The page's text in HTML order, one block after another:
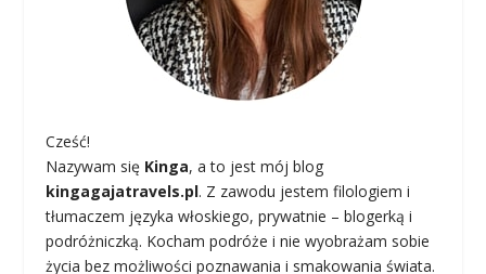
Cześć!
Nazywam się Kinga, a to jest mój blog
kingagajatravels.pl. Z zawodu jestem filologiem i
tłumaczem języka włoskiego, prywatnie – blogerką i
podróżniczką. Kocham podróże i nie wyobrażam sobie
życia bez możliwości poznawania i smakowania świata.